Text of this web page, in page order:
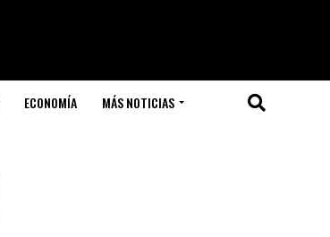
ECONOMÍA MÁS NOTICIAS